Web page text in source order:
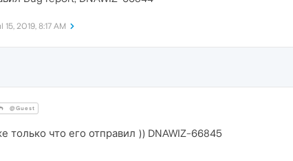
15, 2019, 8:17 AM
@Guest
только что его отправил )) DNAWIZ-66845